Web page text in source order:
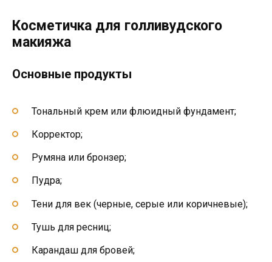
Косметичка для голливудского
макияжа
Основные продукты
Тональный крем или флюидный фундамент;
Корректор;
Румяна или бронзер;
Пудра;
Тени для век (черные, серые или коричневые);
Тушь для ресниц;
Карандаш для бровей;